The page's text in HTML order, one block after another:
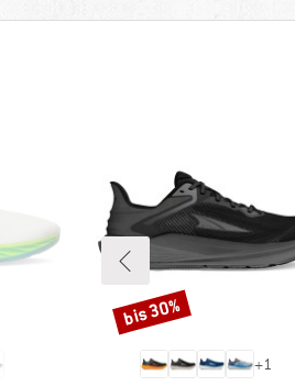
+1
Rabatt
bis 30%